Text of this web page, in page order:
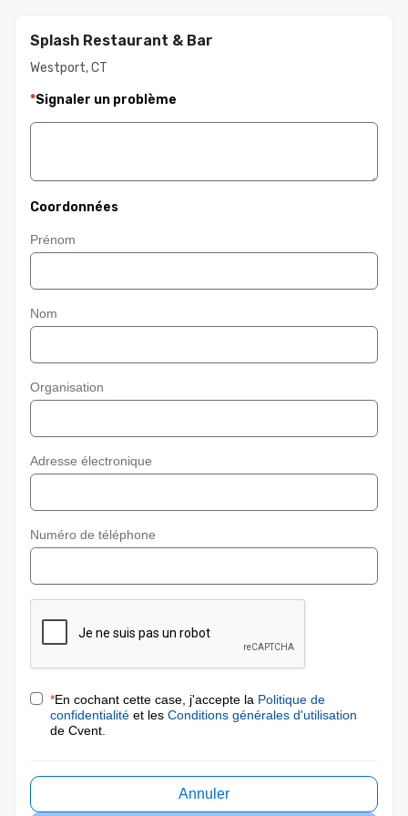
Splash Restaurant & Bar
Westport, CT
*Signaler un problème
Coordonnées
Prénom
Nom
Organisation
Adresse électronique
Numéro de téléphone
*En cochant cette case, j'accepte la Politique de
confidentialité et les Conditions générales d'utilisation
de Cvent.
Annuler